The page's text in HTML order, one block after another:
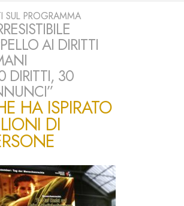
SUL PROGRAMMA
AI DIRITTI
DIRITTI, 30
HA ISPIRATO
DI